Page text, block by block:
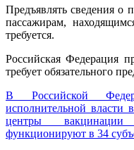
Предъявлять сведения о
пассажирам,
требуется.
Российская Федерация
требует обязательного
В Российской
исполнительной власти
центры
функционируют в 34